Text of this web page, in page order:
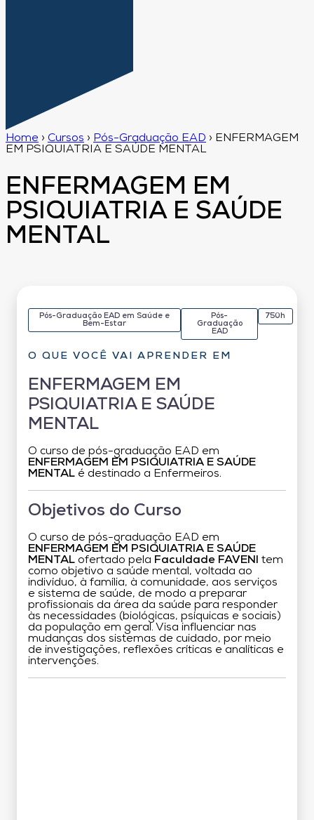
Home › Cursos › Pós-Graduação EAD › ENFERMAGEM
EM PSIQUIATRIA E SAÚDE MENTAL
ENFERMAGEM EM
PSIQUIATRIA E SAÚDE
MENTAL
Pós-Graduação EAD em Saúde e
Bem-Estar
Pós-
Graduação
EAD
750h
O QUE VOCÊ VAI APRENDER EM
ENFERMAGEM EM
PSIQUIATRIA E SAÚDE
MENTAL
O curso de pós-graduação EAD em
ENFERMAGEM EM PSIQUIATRIA E SAÚDE
MENTAL é destinado a Enfermeiros.
Objetivos do Curso
O curso de pós-graduação EAD em
ENFERMAGEM EM PSIQUIATRIA E SAÚDE
MENTAL ofertado pela Faculdade FAVENI
tem
como objetivo a saúde mental, voltada ao
indivíduo, à família, à comunidade, aos serviços
e sistema de saúde, de modo a preparar
profissionais da área da saúde para responder
às necessidades (biológicas, psíquicas e sociais)
da população em geral. Visa influenciar nas
mudanças dos sistemas de cuidado, por meio
de investigações, reflexões críticas e analíticas e
intervenções.